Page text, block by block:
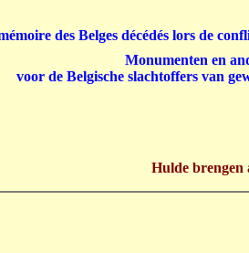
Hulde brengen
des Belges décédés lors de
Monumenten en
voor de Belgische slachtoffers van